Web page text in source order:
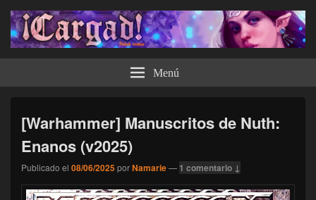
¡Cargad! Menú
[Warhammer] Manuscritos de Nuth:
Enanos (v2025)
Publicado el 08/06/2025porNamarie— 1 comentario ↓